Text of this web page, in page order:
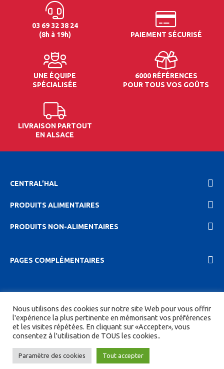
03 69 32 38 24
(8h à 19h)
PAIEMENT SÉCURISÉ
UNE ÉQUIPE
SPÉCIALISÉE
6000 RÉFÉRENCES
POUR TOUS VOS GOÛTS
LIVRAISON PARTOUT
EN ALSACE
CENTRAL’HAL
PRODUITS ALIMENTAIRES
PRODUITS NON-ALIMENTAIRES
PAGES COMPLÉMENTAIRES
confidentionalité| CGV| Tous droits réservés.
Site réalisé parDIGITICS etJoan HAEGELE
Nous utilisons des cookies sur notre site Web pour vous offrir
l'expérience la plus pertinente en mémorisant vos préférences
et les visites répétées. En cliquant sur «Accepter», vous
consentez à l'utilisation de TOUS les cookies..
Paramètre des cookies Tout accepter